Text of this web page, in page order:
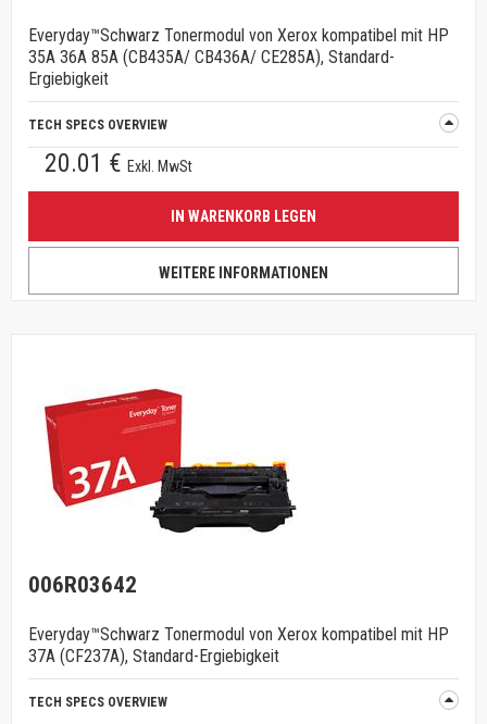
Everyday™Schwarz Tonermodul von Xerox kompatibel mit HP
35A 36A 85A (CB435A/ CB436A/ CE285A), Standard-
Ergiebigkeit
TECH SPECS OVERVIEW
20.01 € Exkl. MwSt
IN WARENKORB LEGEN
WEITERE INFORMATIONEN
006R03642
Everyday™Schwarz Tonermodul von Xerox kompatibel mit HP
37A (CF237A), Standard-Ergiebigkeit
TECH SPECS OVERVIEW